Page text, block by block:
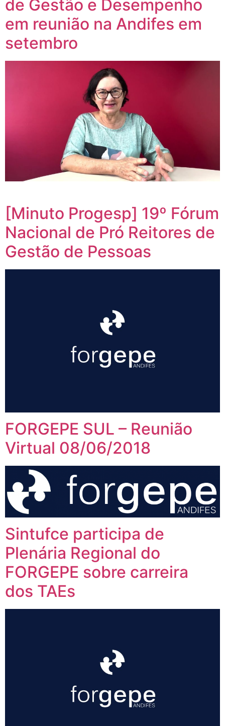
de Gestão e Desempenho
em reunião na Andifes em
setembro
[Minuto Progesp] 19º Fórum
Nacional de Pró Reitores de
Gestão de Pessoas
FORGEPE SUL – Reunião
Virtual 08/06/2018
Sintufce participa de
Plenária Regional do
FORGEPE sobre carreira
dos TAEs